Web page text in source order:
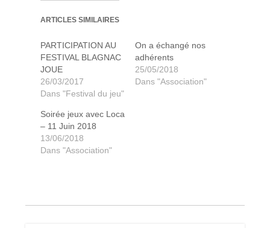
ARTICLES SIMILAIRES
PARTICIPATION AU
FESTIVAL BLAGNAC
JOUE
26/03/2017
Dans "Festival du jeu"
On a échangé nos
adhérents
25/05/2018
Dans "Association"
Soirée jeux avec Loca
– 11 Juin 2018
13/06/2018
Dans "Association"